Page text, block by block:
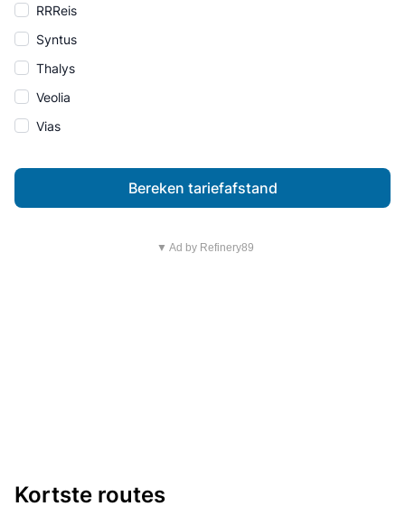
RRReis
Syntus
Thalys
Veolia
Vias
Bereken tariefafstand
▼ Ad by Refinery89
Kortste routes